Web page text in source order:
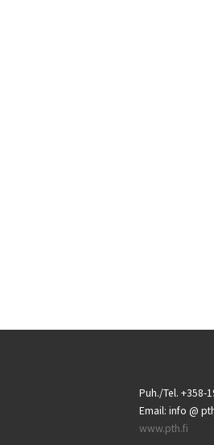
Puh./Tel. +358-
Email: info @
www.pth.fi